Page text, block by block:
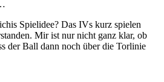
Spielidee? Das IVs kurz spielen
Mir ist nur nicht ganz klar, ob
der Ball dann noch über die Torlinie